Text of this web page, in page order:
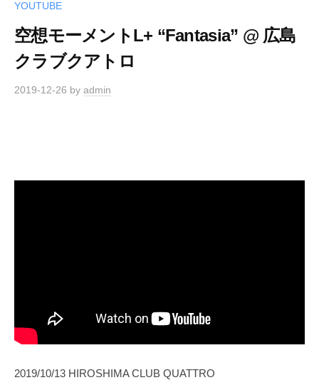
YOUTUBE
空想モーメントL+ “Fantasia” @ 広島
クラブクアトロ
2019-12-26 by admin
2019/10/13 HIROSHIMA CLUB QUATTRO